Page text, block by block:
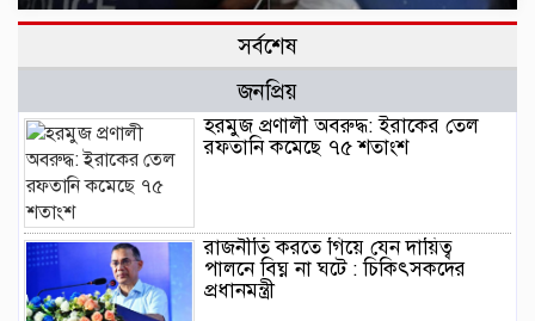
সর্বশেষ
জনপ্রিয়
হরমুজ প্রণালী অবরুদ্ধ: ইরাকের তেল
রফতানি কমেছে ৭৫ শতাংশ
রাজনীতি করতে গিয়ে যেন দায়িত্ব
পালনে বিঘ্ন না ঘটে : চিকিৎসকদের
প্রধানমন্ত্রী